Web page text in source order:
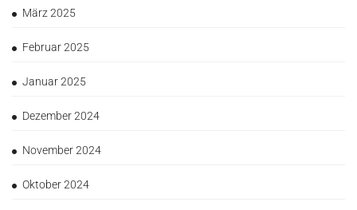
März 2025
Februar 2025
Januar 2025
Dezember 2024
November 2024
Oktober 2024